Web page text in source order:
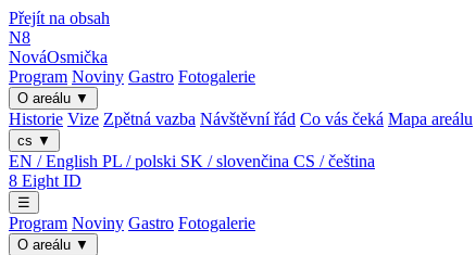
Přejít na obsah
N8
NováOsmička
Program Noviny Gastro Fotogalerie
O areálu ▼
Historie Vize Zpětná vazba Návštěvní řád Co vás čeká Mapa areálu
cs ▼
EN / English PL / polski SK / slovenčina CS / čeština
8 Eight ID
☰
Program Noviny Gastro Fotogalerie
O areálu ▼